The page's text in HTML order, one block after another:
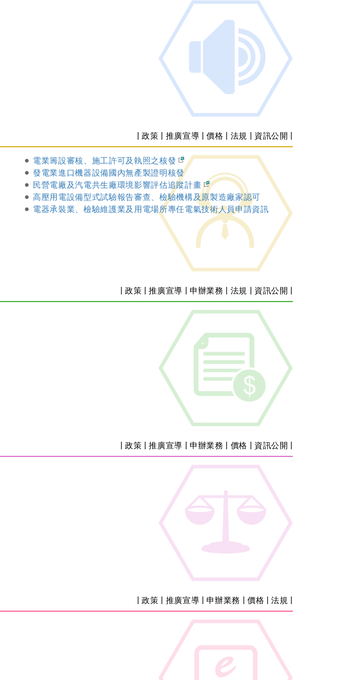
|政策 推廣宣導 |價格 法規 資訊公開
電業籌設審核、施工許可及執照之核發
發電業進口機器設備國內無產製證明核發
民營電廠及汽電共生廠環境影響評估追蹤計畫
高壓用電設備型式試驗報告審查、檢驗機構及原製造廠家認可
電器承裝業、檢驗維護業及用電場所專任電氣技術人員申請資訊
政策 |推廣宣導 申辦業務 法規 資訊公開
政策 |推廣宣導 申辦業務 價格 資訊公開
|政策 推廣宣導 申辦業務 價格 |法規